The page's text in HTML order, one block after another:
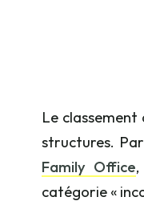
Le
structures.
Family Office
catégorie «